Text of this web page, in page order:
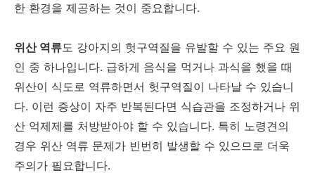
한 환경을 제공하는 것이 중요합니다.
위산 역류도 강아지의 헛구역질을 유발할 수 있는 주요 원
인 중 하나입니다. 급하게 음식을 먹거나 과식을 했을 때
위산이 식도로 역류하면서 헛구역질이 나타날 수 있습니
다. 이런 증상이 자주 반복된다면 식습관을 조정하거나 위
산 억제제를 처방받아야 할 수 있습니다. 특히 노령견의
경우 위산 역류 문제가 빈번히 발생할 수 있으므로 더욱
주의가 필요합니다.